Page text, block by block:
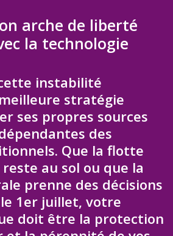
arche de liberté
la technologie
instabilité
stratégie
ses propres sources
des
Que la flotte
reste au sol ou que la
prenne des décisions
1er juillet, votre
doit être la protection